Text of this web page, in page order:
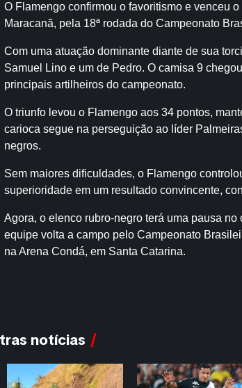
O Flamengo confirmou o favoritismo e venceu
Maracanã, pela 18ª rodada do Campeonato
Com uma atuação dominante diante de sua
Samuel Lino e um de Pedro. O camisa 9
principais artilheiros do campeonato.
O triunfo levou o Flamengo aos 34 pontos,
carioca segue na perseguição ao líder
negros.
Sem maiores dificuldades, o Flamengo
superioridade em um resultado convincente,
Agora, o elenco rubro-negro terá uma pausa
equipe volta a campo pelo Campeonato
na Arena Condá, em Santa Catarina.
notícias